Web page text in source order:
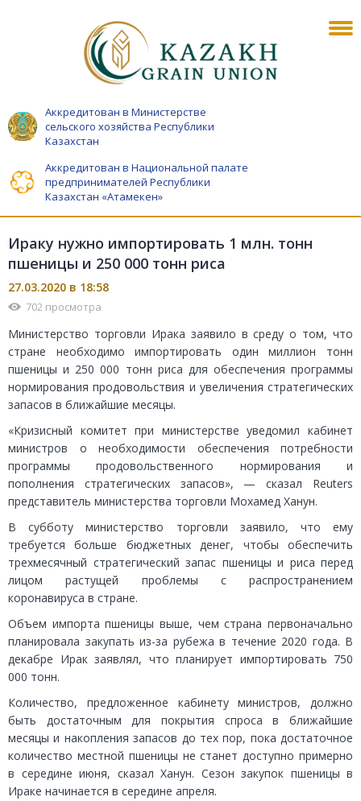
Аккредитован в Министерстве
сельского хозяйства Республики
Казахстан
Аккредитован в Национальной палате
предпринимателей Республики
Казахстан «Атамекен»
Ираку нужно импортировать 1 млн. тонн
пшеницы и 250 000 тонн риса
27.03.2020 в 18:58
702 просмотра
Министерство торговли Ирака заявило в среду о том, что
стране необходимо импортировать один миллион тонн
пшеницы и 250 000 тонн риса для обеспечения программы
нормирования продовольствия и увеличения стратегических
запасов в ближайшие месяцы.
«Кризисный комитет при министерстве уведомил кабинет
министров о необходимости обеспечения потребности
программы продовольственного нормирования и
пополнения стратегических запасов», — сказал Reuters
представитель министерства торговли Мохамед Ханун.
В субботу министерство торговли заявило, что ему
требуется больше бюджетных денег, чтобы обеспечить
трехмесячный стратегический запас пшеницы и риса перед
лицом растущей проблемы с распространением
коронавируса в стране.
Объем импорта пшеницы выше, чем страна первоначально
планировала закупать из-за рубежа в течение 2020 года. В
декабре Ирак заявлял, что планирует импортировать 750
000 тонн.
Количество, предложенное кабинету министров, должно
быть достаточным для покрытия спроса в ближайшие
месяцы и накопления запасов до тех пор, пока достаточное
количество местной пшеницы не станет доступно примерно
в середине июня, сказал Ханун. Сезон закупок пшеницы в
Ираке начинается в середине апреля.